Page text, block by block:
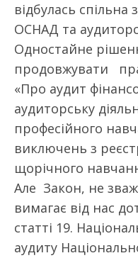
відбулась
ОСНАД та
Одностайне
продовжувати
«Про аудит
аудиторську
професійного
виключень з
щорічного
Але Закон, не
вимагає від нас
статті 19.
аудиту